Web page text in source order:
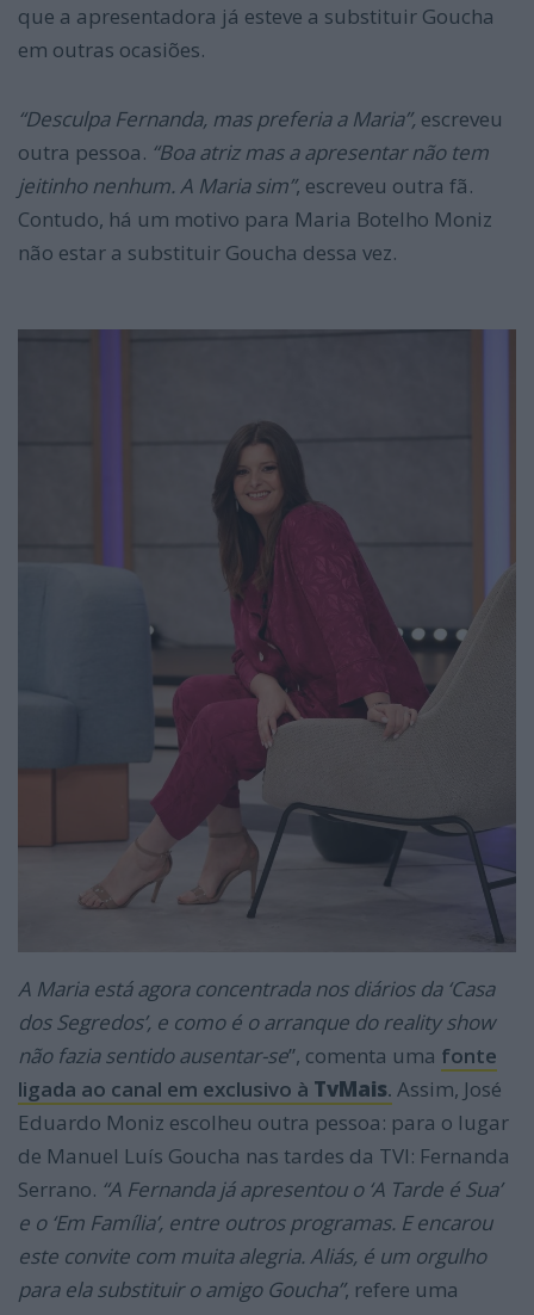
que a apresentadora já esteve a substituir Goucha
em outras ocasiões.
“Desculpa Fernanda, mas preferia a Maria”, escreveu
outra pessoa. “Boa atriz mas a apresentar não tem
jeitinho nenhum. A Maria sim”, escreveu outra fã.
Contudo, há um motivo para Maria Botelho Moniz
não estar a substituir Goucha dessa vez.
A Maria está agora concentrada nos diários da ‘Casa
dos Segredos’, e como é o arranque do reality show
não fazia sentido ausentar-se”, comenta uma fonte
ligada ao canal em exclusivo à TvMais. Assim, José
Eduardo Moniz escolheu outra pessoa: para o lugar
de Manuel Luís Goucha nas tardes da TVI: Fernanda
Serrano. “A Fernanda já apresentou o ‘A Tarde é Sua’
e o ‘Em Família’, entre outros programas. E encarou
este convite com muita alegria. Aliás, é um orgulho
para ela substituir o amigo Goucha”, refere uma